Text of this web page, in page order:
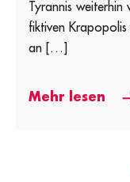
Tyrannis
fiktiven
an […]
Mehr lesen